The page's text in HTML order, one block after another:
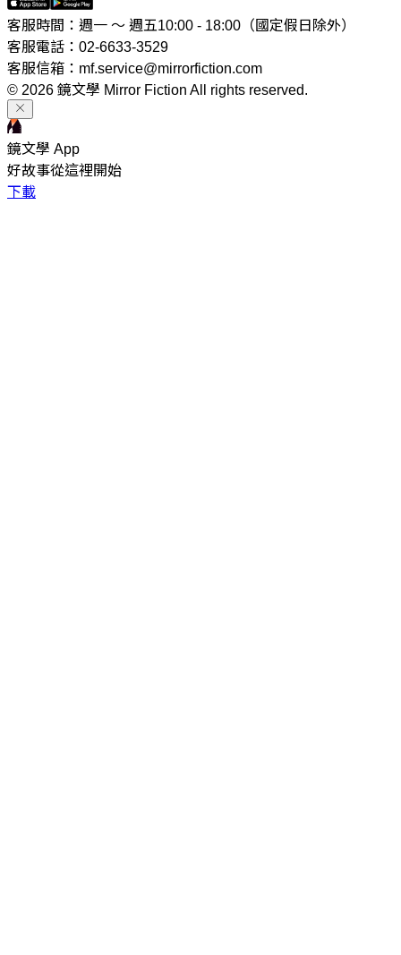
客服時間：週一 ～ 週五10:00 - 18:00（國定假日除外）
客服電話：02-6633-3529
客服信箱：mf.service@mirrorfiction.com
© 2026 鏡文學 Mirror Fiction All rights reserved.
鏡文學 App
好故事從這裡開始
下載